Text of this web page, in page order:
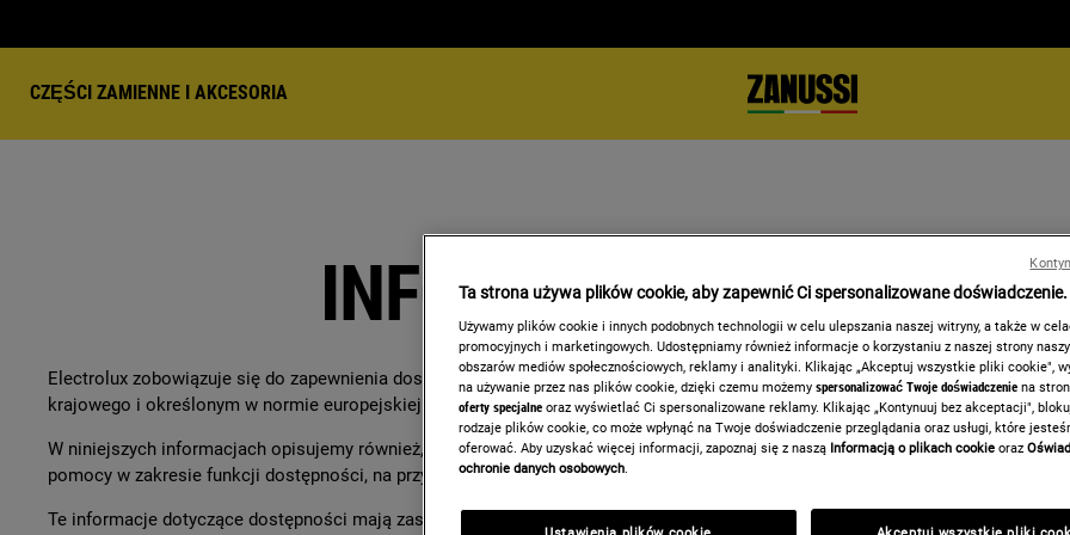
CZĘŚCI ZAMIENNE I AKCESORIA
INFORMACJE O
Electrolux zobowiązuje się do zapewnienia dostępności swoich stron internetowych i aplikacji mobilnych zgodnie z
krajowego i określonym w normie europejskiej EN 301 549 oraz międzynarodowych wytycznych WCAG 2.2 poziom AA.
W niniejszych informacjach opisujemy również, jak zgłaszać nam problemy, abyśmy mogli je rozwiązać, a także jak
pomocy w zakresie funkcji dostępności, na przykład pomocy przy zakupie produktu lub rezerwacji usługi.
Te informacje dotyczące dostępności mają zastosowanie do usług handlu elektronicznego skierowanych do konsumentów,
Ta strona używa plików cookie, aby zapewnić Ci spersonalizowane doświadczenie.
Używamy plików cookie i innych podobnych technologii w celu ulepszania naszej witryny, a także w
promocyjnych i marketingowych. Udostępniamy również informacje o korzystaniu z naszej strony
obszarów mediów społecznościowych, reklamy i analityki. Klikając „Akceptuj wszystkie pliki cookie",
na używanie przez nas plików cookie, dzięki czemu możemy spersonalizować Twoje doświadczenie na
oferty specjalne oraz wyświetlać Ci spersonalizowane reklamy. Klikając „Kontynuuj bez akceptacji",
rodzaje plików cookie, co może wpłynąć na Twoje doświadczenie przeglądania oraz usługi, które
oferować. Aby uzyskać więcej informacji, zapoznaj się z naszą Informacją o plikach cookie oraz
ochronie danych osobowych